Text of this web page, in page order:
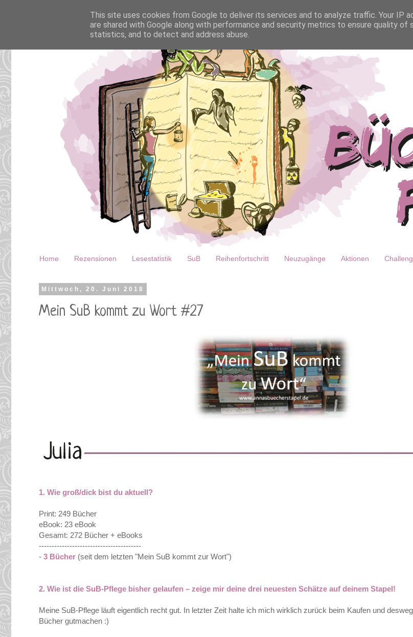
Home Rezensionen Lesestatistik SuB Reihenfortschritt Neuzugänge Aktionen
Mittwoch, 20. Juni 2018
Mein SuB kommt zu Wort #27
1. Wie groß/dick bist du aktuell?
Print: 249 Bücher
eBook: 23 eBook
Gesamt: 272 Bücher + eBooks
----------------------------------------
- 3 Bücher (seit dem letzten "Mein SuB kommt zur Wort")
2. Wie ist die SuB-Pflege bisher gelaufen – zeige mir deine drei neuesten Schätze auf deinem Stapel!
Meine SuB-Pflege läuft eigentlich recht gut. In letzter Zeit halte ich mich wirklich zurück beim Kaufen und
Bücher gutmachen :)
This site uses cookies from Google to deliver its services and to analyze traffic. Your IP
are shared with Google along with performance and security metrics to ensure quality of
statistics, and to detect and address abuse.